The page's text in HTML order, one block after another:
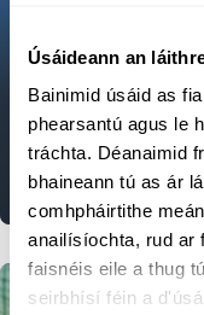
Úsáideann an
Bainimid úsáid as
phearsantú agus le
tráchta. Déanaimid
bhaineann tú as ár
comhpháirtithe
anailísíochta, rud ar
faisnéis eile a thug
seirbhísí féin a
Dare to
Online
Lorg Digiteach